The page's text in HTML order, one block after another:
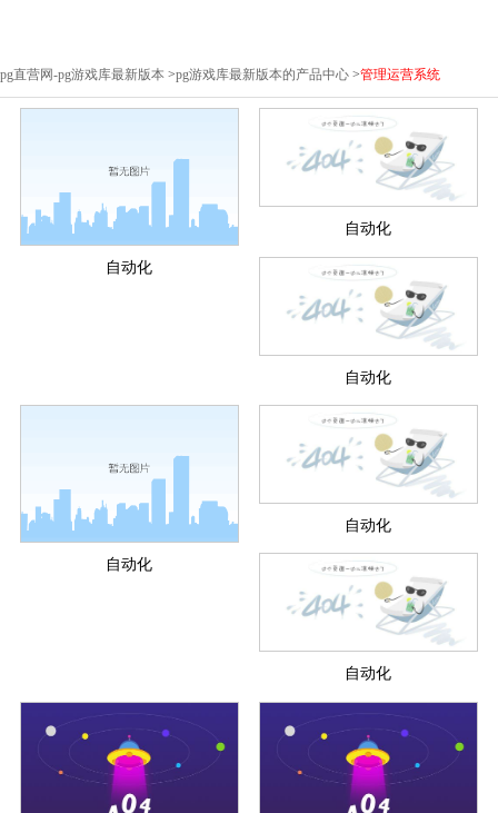
pg直营网-pg游戏库最新版本 >pg游戏库最新版本的产品中心 >管理运营系统
自动化
自动化
自动化
自动化
自动化
自动化